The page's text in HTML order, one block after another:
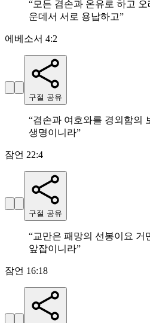
“모든 겸손과 온유로 하고
운데서 서로 용납하고”
에베소서 4:2
구절 공유
“겸손과 여호와를 경외함의
생명이니라”
잠언 22:4
구절 공유
“교만은 패망의 선봉이요 거
앞잡이니라”
잠언 16:18